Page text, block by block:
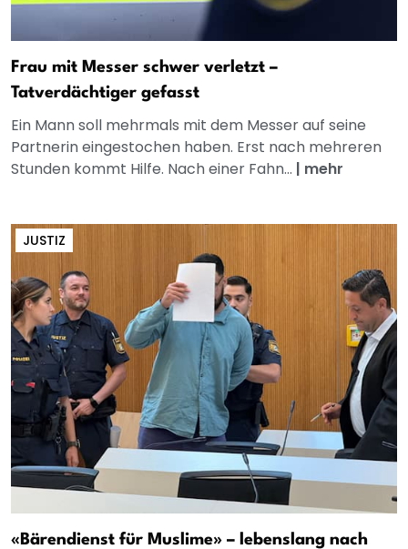
Frau mit Messer schwer verletzt –
Tatverdächtiger gefasst
Ein Mann soll mehrmals mit dem Messer auf seine
Partnerin eingestochen haben. Erst nach mehreren
Stunden kommt Hilfe. Nach einer Fahn... | mehr
JUSTIZ
«Bärendienst für Muslime» – lebenslang nach